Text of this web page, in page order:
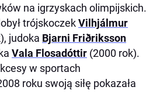
na igrzyskach olimpijskich.
trójskoczekVilhjálmur
judoka Bjarni Friðriksson
Vala Flosadóttir (2000 rok).
w sportach
roku swoją siłę pokazała